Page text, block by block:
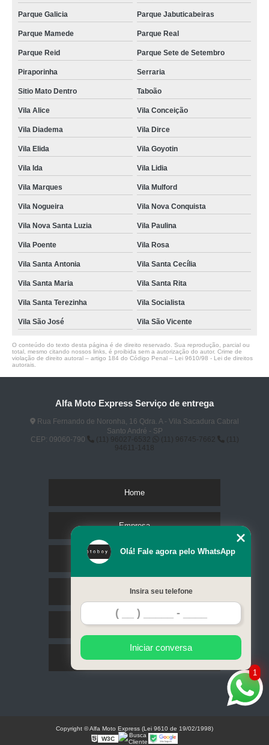
Parque Galicia Parque Jabuticabeiras
Parque Mamede Parque Real
Parque Reid Parque Sete de Setembro
Piraporinha Serraria
Sitio Mato Dentro Taboão
Vila Alice Vila Conceição
Vila Diadema Vila Dirce
Vila Elida Vila Goyotin
Vila Ida Vila Lidia
Vila Marques Vila Mulford
Vila Nogueira Vila Nova Conquista
Vila Nova Santa Luzia Vila Paulina
Vila Poente Vila Rosa
Vila Santa Antonia Vila Santa Cecília
Vila Santa Maria Vila Santa Rita
Vila Santa Terezinha Vila Socialista
Vila São José Vila São Vicente
O conteúdo do texto desta página é de direito reservado. Sua reprodução, parcial ou
total, mesmo citando nossos links, é proibida sem a autorização do autor. Crime de
violação de direito autoral – artigo 184 do Código Penal – Lei 9610/98 - Lei de direitos
autorais
Alfa Moto Express Serviço de entrega
Rua Fernando de Noronha, 16 Qdra. A - Vila Sacadura Cabral
Santo André - SP
CEP: 09060-790
(11) 96027-6532 (11) 96745-7662
(11)
94611-1418
Home
Empresa
Serviços
Contato
Mapa do site
1
Olá! Fale agora pelo WhatsApp
Insira seu telefone
Iniciar conversa
Copyright © Alfa Moto Express (Lei 9610 de 19/02/1998)
W3C